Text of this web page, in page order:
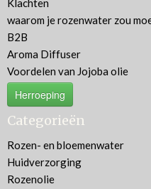
Klachten
waarom je rozenwater zou
B2B
Aroma Diffuser
Voordelen van Jojoba olie
Herroeping
Categorieën
Rozen- en bloemenwater
Huidverzorging
Rozenolie